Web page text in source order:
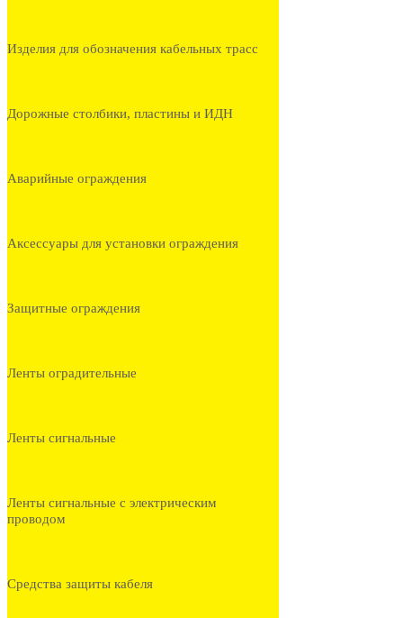
Изделия для обозначения кабельных трасс
Дорожные столбики, пластины и ИДН
Аварийные ограждения
Аксессуары для установки ограждения
Защитные ограждения
Ленты оградительные
Ленты сигнальные
Ленты сигнальные с электрическим
проводом
Средства защиты кабеля